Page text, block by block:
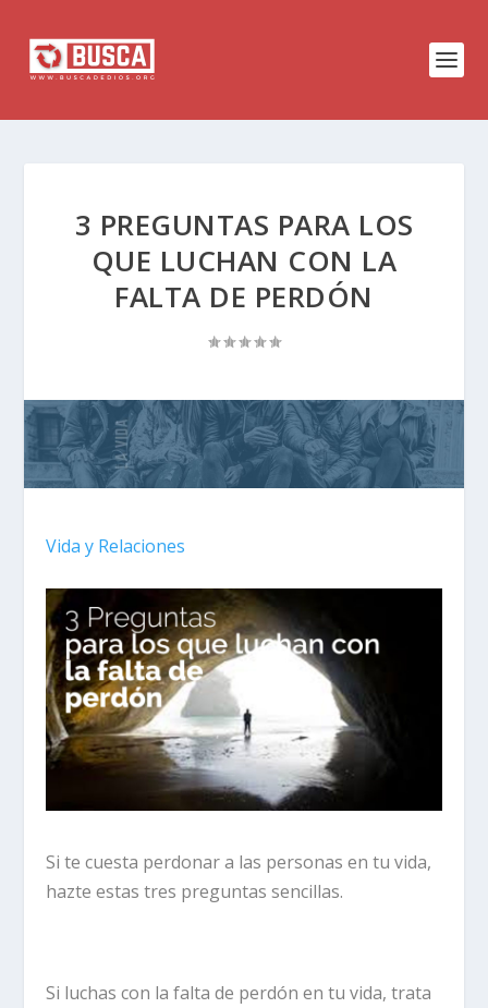
3 PREGUNTAS PARA LOS
QUE LUCHAN CON LA
FALTA DE PERDÓN
Vida y Relaciones
Si te cuesta perdonar a las personas en tu vida,
hazte estas tres preguntas sencillas.
Si luchas con la falta de perdón en tu vida, trata